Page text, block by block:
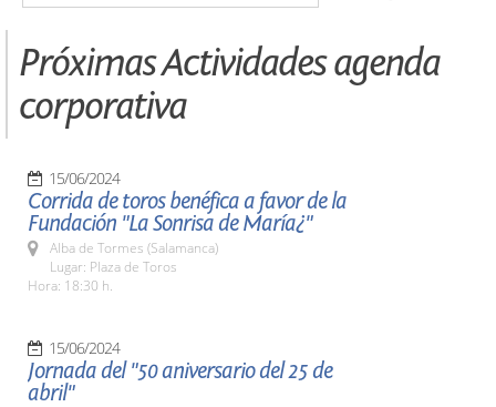
Próximas Actividades agenda
corporativa
15/06/2024
Corrida de toros benéfica a favor de la
Fundación "La Sonrisa de María¿"
Alba de Tormes (Salamanca)
Lugar: Plaza de Toros
Hora: 18:30 h.
15/06/2024
Jornada del "50 aniversario del 25 de
abril"